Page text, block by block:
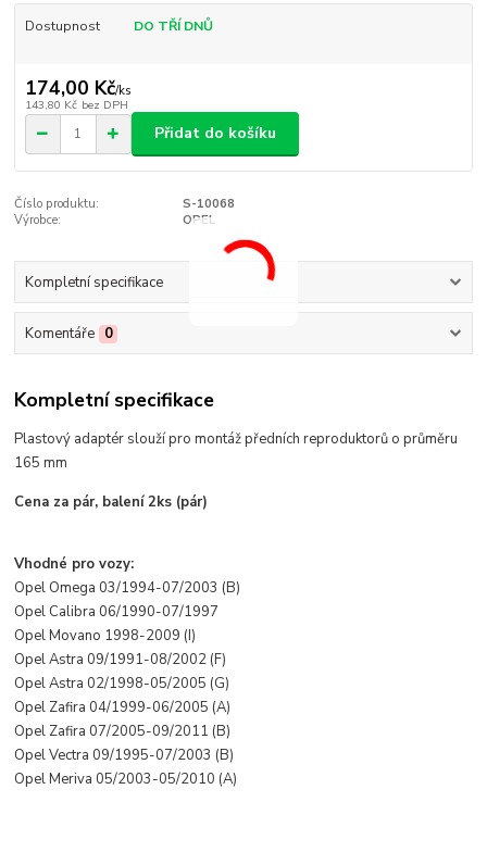
Dostupnost DO TŘÍ DNŮ
174,00 Kč/ks
143,80 Kč bez DPH
Přidat do košíku
Číslo produktu:
S-10068
Výrobce:
OPEL
Kompletní specifikace
Komentáře 0
Kompletní specifikace
Plastový adaptér slouží pro montáž předních reproduktorů o průměru
165 mm
Cena za pár, balení 2ks (pár)
Vhodné pro vozy:
Opel Omega 03/1994-07/2003 (B)
Opel Calibra 06/1990-07/1997
Opel Movano 1998-2009 (I)
Opel Astra 09/1991-08/2002 (F)
Opel Astra 02/1998-05/2005 (G)
Opel Zafira 04/1999-06/2005 (A)
Opel Zafira 07/2005-09/2011 (B)
Opel Vectra 09/1995-07/2003 (B)
Opel Meriva 05/2003-05/2010 (A)